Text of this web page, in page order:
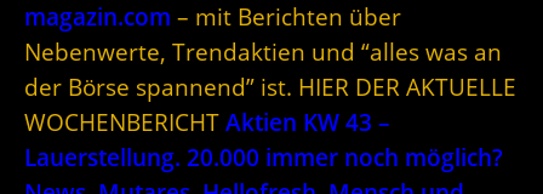
magazin.com – mit Berichten über
Nebenwerte, Trendaktien und “alles was an
der Börse spannend” ist. HIER DER AKTUELLE
WOCHENBERICHT Aktien KW 43 –
Lauerstellung. 20.000 immer noch möglich?